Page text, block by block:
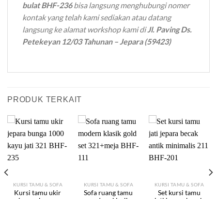
bulat BHF-236bisa langsung menghubungi nomer
kontak yang telah kami sediakan atau datang
langsung ke alamat workshop kami diJl. Paving Ds.
Petekeyan 12/03 Tahunan – Jepara (59423)
PRODUK TERKAIT
KURSI TAMU & SOFA
Kursi tamu ukir
KURSI TAMU & SOFA
Sofa ruang tamu
KURSI TAMU & SOFA
Set kursi tamu